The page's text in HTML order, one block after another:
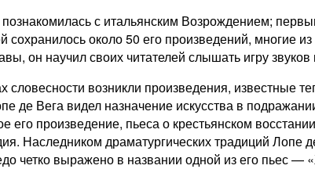
с итальянским Возрождением;
около 50 его произведений, многие
он научил своих читателей слышать игру звуков
возникли произведения, известные
де Вега видел назначение искусства в
произведение, пьеса о крестьянском
Наследником драматургических традиций Лопе
четко выражено в названии одной из его пьес —